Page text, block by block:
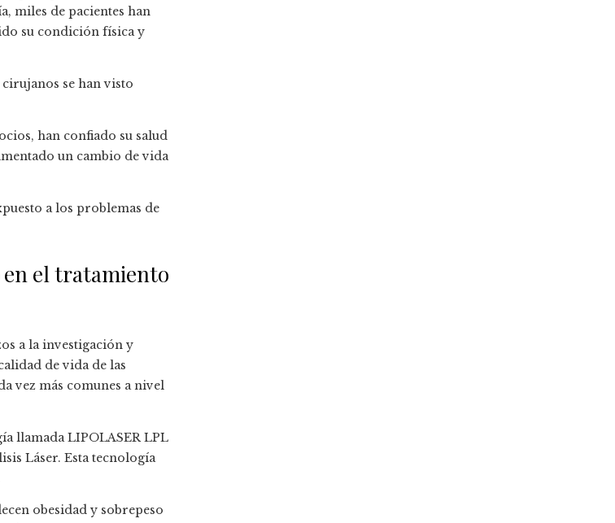
miles de pacientes han
su condición física y
se han visto
han confiado su salud
un cambio de vida
a los problemas de
el tratamiento
a la investigación y
de vida de las
vez más comunes a nivel
llamada LIPOLASER LPL
Láser. Esta tecnología
obesidad y sobrepeso